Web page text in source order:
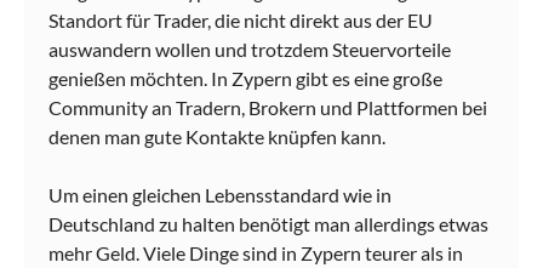
Standort für Trader, die nicht direkt aus der EU
auswandern wollen und trotzdem Steuervorteile
genießen möchten. In Zypern gibt es eine große
Community an Tradern, Brokern und Plattformen bei
denen man gute Kontakte knüpfen kann.
Um einen gleichen Lebensstandard wie in
Deutschland zu halten benötigt man allerdings etwas
mehr Geld. Viele Dinge sind in Zypern teurer als in